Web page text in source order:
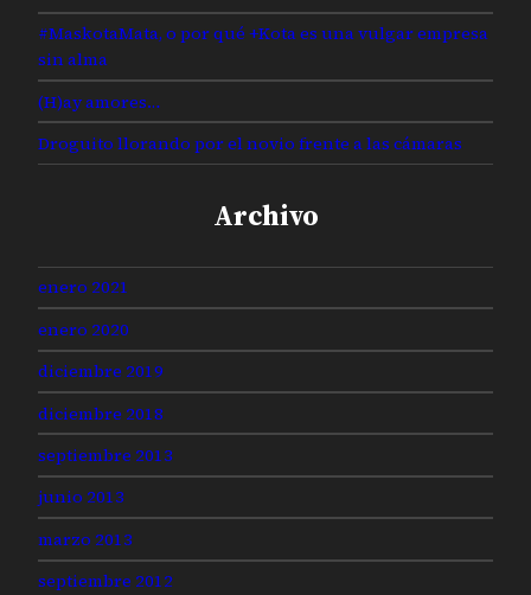
#MaskotaMata, o por qué +Kota es una vulgar empresa
sin alma
(H)ay amores…
Droguito llorando por el novio frente a las cámaras
Archivo
enero 2021
enero 2020
diciembre 2019
diciembre 2018
septiembre 2013
junio 2013
marzo 2013
septiembre 2012